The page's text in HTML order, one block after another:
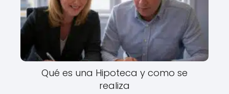
Qué es una Hipoteca y como se
realiza